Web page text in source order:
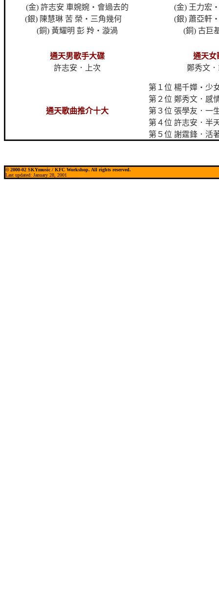
(金) 許志安 車婉婉‧會過去的
(銀) 陳慧琳 苦 榮‧三角幾何
(銅) 黃耀明 彭 羚‧漩渦
(金) 王力宏
(銀) 蕭亞
(銅) 古巨
通天男歌手大碟
許志安．上次
通天女
鄭秀文．
通天歌曲推介十大
第１位 楊千嬅‧少
第２位 鄭秀文．感
第３位 張學友．一
第４位 許志安．半
第５位 謝霆鋒．活
©2000-02 SKYmusic / KFC Workshop. All rights reserved.
Last updated: January 28, 2001